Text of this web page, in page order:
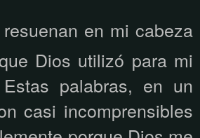
resuenan en mi cabeza
Dios utilizó para mi
palabras, en un
casi incomprensibles